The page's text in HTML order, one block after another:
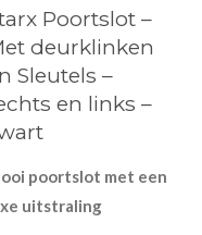
Poortslot –
deurklinken
Sleutels –
en links –
poortslot met een
uitstraling